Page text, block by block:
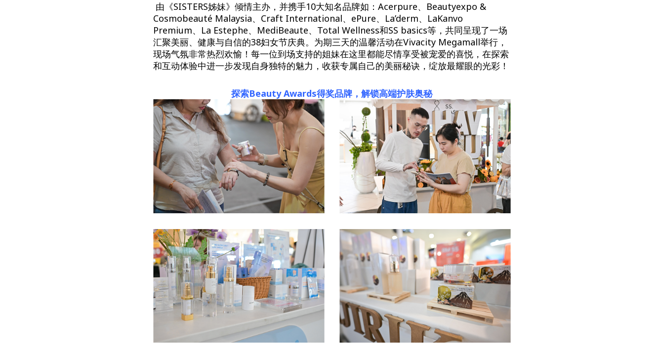
由《SISTERS姊妹》倾情主办，并携手10大知名品牌如：Acerpure、Beautyexpo &
Cosmobeauté Malaysia、Craft International、ePure、La’derm、LaKanvo
Premium、La Estephe、MediBeaute、Total Wellness和SS basics等，共同呈现了一场
汇聚美丽、健康与自信的38妇女节庆典。为期三天的温馨活动在Vivacity Megamall举行，
现场气氛非常热烈欢愉！每一位到场支持的姐妹在这里都能尽情享受被宠爱的喜悦，在探索
和互动体验中进一步发现自身独特的魅力，收获专属自己的美丽秘诀，绽放最耀眼的光彩！
探索Beauty Awards得奖品牌，解锁高端护肤奥秘